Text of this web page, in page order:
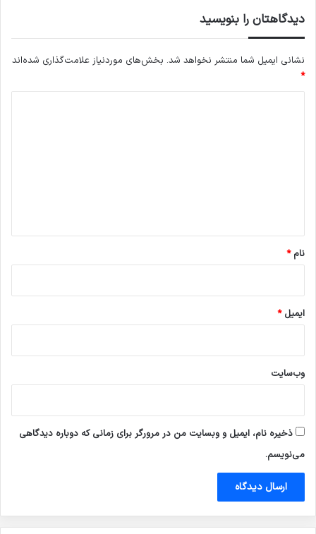
دیدگاهتان را بنویسید
نشانی ایمیل شما منتشر نخواهد شد. بخش‌های موردنیاز علامت‌گذاری شده‌اند
*
نام*
ایمیل*
وب‌سایت
ذخیره نام، ایمیل و وبسایت من در مرورگر برای زمانی که دوباره دیدگاهی
می‌نویسم.